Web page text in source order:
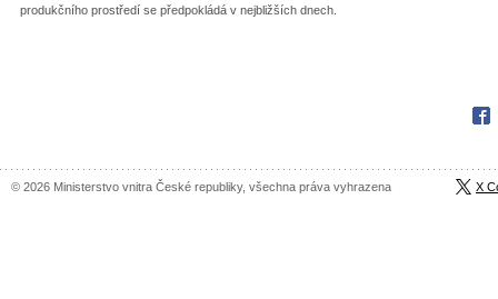
produkčního prostředí se předpokládá v nejbližších dnech.
© 2026 Ministerstvo vnitra České republiky, všechna práva vyhrazena X